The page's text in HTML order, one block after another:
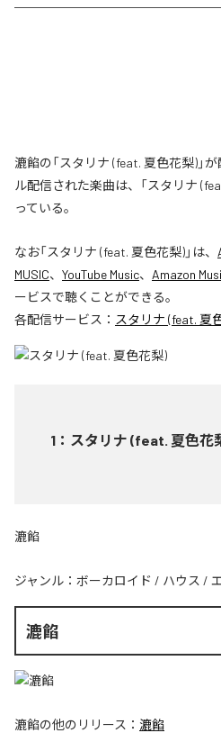
漉餡の「スタリナ (feat. 夏色花梨)」
ル配信された楽曲は、「スタリナ
っている。
なお「スタリナ (feat. 夏色花梨)」は、
MUSIC、 YouTube Music、 Amazon
ービスで聴くことができる。
各配信サービス： スタリナ (feat. 夏
1 ： スタリナ (feat. 夏色花
漉餡
ジャンル： ボーカロイド / ハウス /
漉餡
漉餡の他のリリース： 漉餡